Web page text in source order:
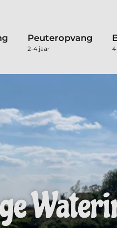
Peuteropvang
2-4 jaar